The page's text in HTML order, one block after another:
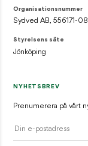
Organisationsnummer
Sydved AB, 556171-
Styrelsens säte
Jönköping
NYHETSBREV
Prenumerera på vårt